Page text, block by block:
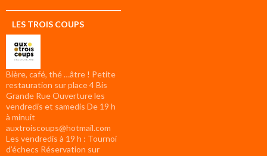
LES TROIS COUPS
Bière, café, thé …âtre ! Petite
restauration sur place 4 Bis
Grande Rue Ouverture les
vendredis et samedis De 19 h
à minuit
auxtroiscoups@hotmail.com
Les vendredis à 19 h : Tournoi
d’échecs Réservation sur